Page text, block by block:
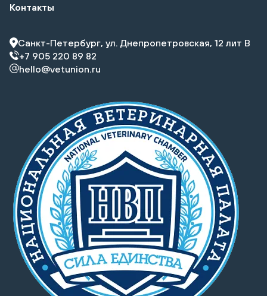
Контакты
Санкт-Петербург, ул. Днепропетровская, 12 лит В
+7 905 220 89 82
hello@vetunion.ru